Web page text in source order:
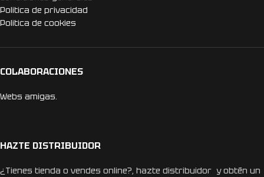
Politica de privacidad
Politica de cookies
COLABORACIONES
Webs amigas.
HAZTE DISTRIBUIDOR
¿Tienes tienda o vendes online?, hazte distribuidor y obtén un